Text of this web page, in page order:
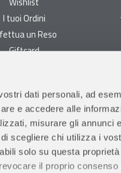
dati personali, ad
e accedere alle
misurare gli annunci
scegliere chi utilizza i
solo su questa
il proprio
I tuoi Ordini
un Reso
Giftcard
Garanzie
di vendita
e Resi
sicuri
Orari di